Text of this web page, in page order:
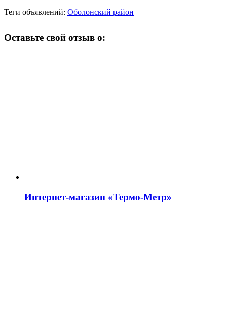
Теги объявлений: Оболонский район
Оставьте свой отзыв о:
Интернет-магазин «Термо-Метр»